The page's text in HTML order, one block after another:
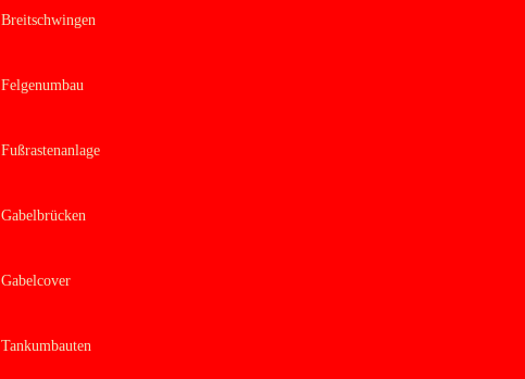
Breitschwingen
Felgenumbau
Fußrastenanlage
Gabelbrücken
Gabelcover
Tankumbauten